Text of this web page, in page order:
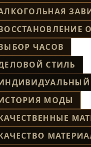
ЧАСОВ
СТИЛЬ
МОДЫ